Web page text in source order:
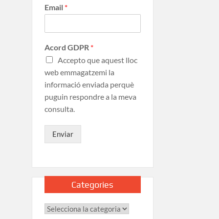
Email *
Acord GDPR *
Accepto que aquest lloc
web emmagatzemi la
informació enviada perquè
puguin respondre a la meva
consulta.
Enviar
Categories